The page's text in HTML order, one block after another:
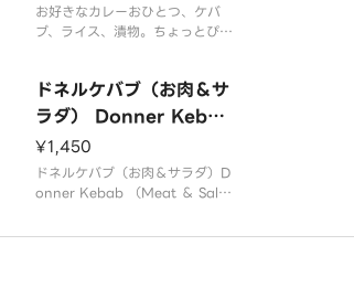
お好きなカレーおひとつ、ケバ
ブ、ライス、漬物。ちょっとぴり
ドネルケバブ（お肉＆サ
ラダ） Donner Kebab
（Meat ＆ Salad）
¥1,450
ドネルケバブ（お肉＆サラダ）D
onner Kebab （Meat ＆ Sala